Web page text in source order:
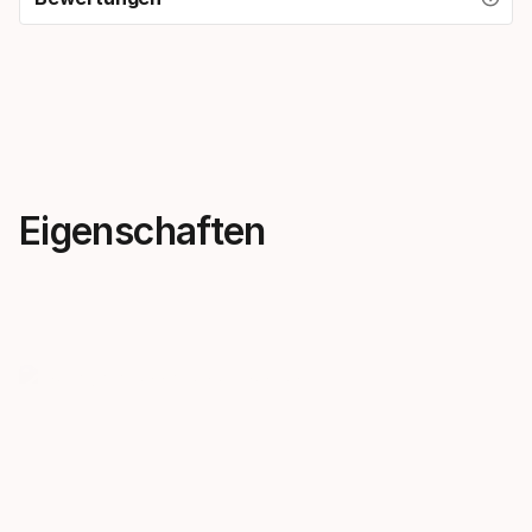
Eigenschaften